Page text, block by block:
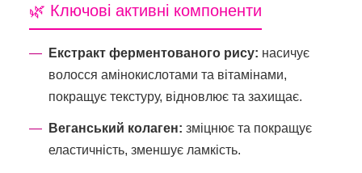
🌿 Ключові активні компоненти
Екстракт ферментованого рису: насичує
волосся амінокислотами та вітамінами,
покращує текстуру, відновлює та захищає.
Веганський колаген: зміцнює та покращує
еластичність, зменшує ламкість.